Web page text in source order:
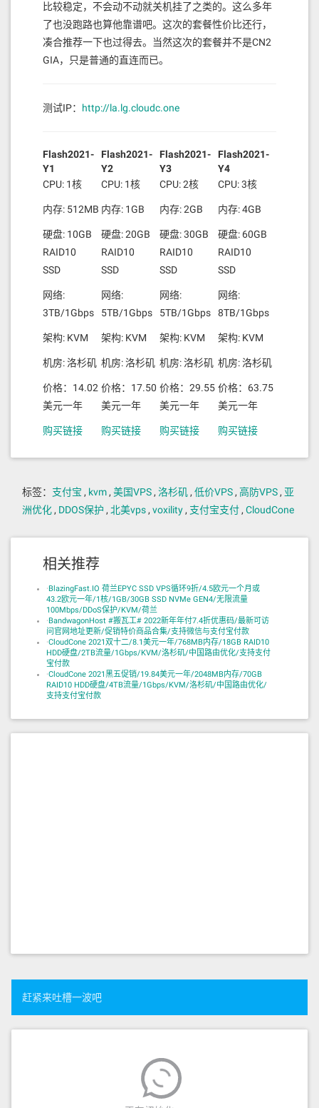
比较稳定，不会动不动就关机挂了之类的。这么多年
了也没跑路也算他靠谱吧。这次的套餐性价比还行，
凑合推荐一下也过得去。当然这次的套餐并不是CN2
GIA，只是普通的直连而已。
测试IP： http://la.lg.cloudc.one
Flash2021-
Y1
CPU: 1核
内存: 512MB
硬盘: 10GB
RAID10
SSD
网络:
3TB/1Gbps
架构: KVM
机房: 洛杉矶
价格：14.02
美元一年
购买链接
Flash2021-
Y2
CPU: 1核
内存: 1GB
硬盘: 20GB
RAID10
SSD
网络:
5TB/1Gbps
架构: KVM
机房: 洛杉矶
价格：17.50
美元一年
购买链接
Flash2021-
Y3
CPU: 2核
内存: 2GB
硬盘: 30GB
RAID10
SSD
网络:
5TB/1Gbps
架构: KVM
机房: 洛杉矶
价格：29.55
美元一年
购买链接
Flash2021-
Y4
CPU: 3核
内存: 4GB
硬盘: 60GB
RAID10
SSD
网络:
8TB/1Gbps
架构: KVM
机房: 洛杉矶
价格：63.75
美元一年
购买链接
标签： 支付宝 , kvm , 美国VPS , 洛杉矶 , 低价VPS , 高防VPS , 亚
洲优化 , DDOS保护 , 北美vps , voxility , 支付宝支付 , CloudCone
相关推荐
·BlazingFast.IO 荷兰EPYC SSD VPS循环9折/4.5欧元一个月或
43.2欧元一年/1核/1GB/30GB SSD NVMe GEN4/无限流量
100Mbps/DDoS保护/KVM/荷兰
·BandwagonHost #搬瓦工# 2022新年年付7.4折优惠码/最新可访
问官网地址更新/促销特价商品合集/支持微信与支付宝付款
·CloudCone 2021双十二/8.1美元一年/768MB内存/18GB RAID10
HDD硬盘/2TB流量/1Gbps/KVM/洛杉矶/中国路由优化/支持支付
宝付款
·CloudCone 2021黑五促销/19.84美元一年/2048MB内存/70GB
RAID10 HDD硬盘/4TB流量/1Gbps/KVM/洛杉矶/中国路由优化/
支持支付宝付款
赶紧来吐槽一波吧